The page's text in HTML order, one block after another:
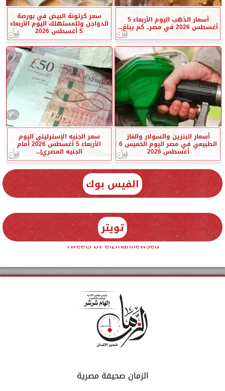
أسعار الذهب اليوم الأربعاء 5
أغسطس 2026 في مصر.. كم يبلغ...
سعر كرتونة البيض في بورصة
الدواجن وللمستهلك اليوم الأربعاء
5 أغسطس 2026
أسعار البنزين والسولار والغاز
الطبيعي في مصر اليوم الخميس 6
أغسطس 2026
سعر الجنيه الإسترليني اليوم
الأربعاء 5 أغسطس 2026 أمام
الجنيه المصري|...
الفيس بوك
تويتر
Tweets by elzmannewseg
الزمان صحيفة مصرية